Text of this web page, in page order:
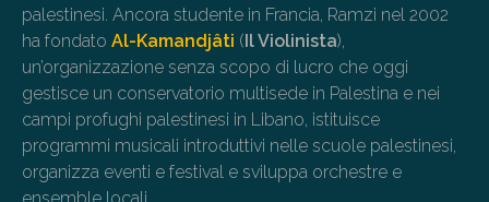
palestinesi. Ancora studente in Francia, Ramzi nel 2002
ha fondato Al-Kamandjâti (Il Violinista),
un’organizzazione senza scopo di lucro che oggi
gestisce un conservatorio multisede in Palestina e nei
campi profughi palestinesi in Libano, istituisce
programmi musicali introduttivi nelle scuole palestinesi,
organizza eventi e festival e sviluppa orchestre e